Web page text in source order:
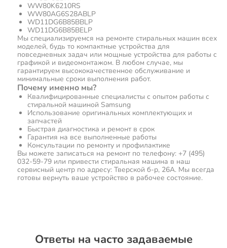
WW80K6210RS
WW80AG6S28ABLP
WD11DG6B85BBLP
WD11DG6B85BELP
Мы специализируемся на ремонте стиральных машин всех
моделей, будь то компактные устройства для
повседневных задач или мощные устройства для работы с
графикой и видеомонтажом. В любом случае, мы
гарантируем высококачественное обслуживание и
минимальные сроки выполнения работ.
Почему именно мы?
Квалифицированные специалисты с опытом работы с
стиральной машиной Samsung
Использование оригинальных комплектующих и
запчастей
Быстрая диагностика и ремонт в срок
Гарантия на все выполненные работы
Консультации по ремонту и профилактике
Вы можете записаться на ремонт по телефону: +7 (495)
032-59-79 или привести стиральная машина в наш
сервисный центр по адресу: Тверской б-р, 26А. Мы всегда
готовы вернуть ваше устройство в рабочее состояние.
Ответы на часто задаваемые